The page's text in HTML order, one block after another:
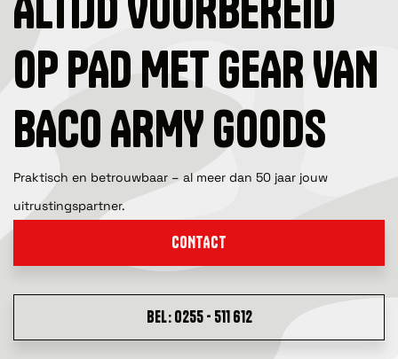
OP PAD MET GEAR VAN
BACO ARMY GOODS
Praktisch en betrouwbaar – al meer dan 50 jaar jouw
uitrustingspartner.
CONTACT
BEL: 0255 - 511 612